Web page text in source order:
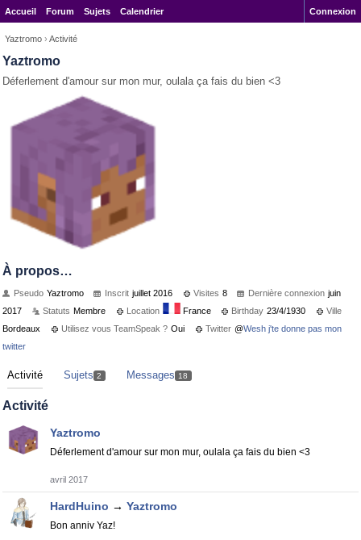
Accueil Forum Sujets Calendrier Connexion
Yaztromo › Activité
Yaztromo
Déferlement d'amour sur mon mur, oulala ça fais du bien <3
À propos…
Pseudo Yaztromo Inscrit juillet 2016 Visites 8 Dernière connexion juin
2017
Statuts Membre Location France Birthday 23/4/1930
Ville
Bordeaux
Utilisez vous TeamSpeak ? Oui Twitter @Wesh j'te donne pas mon
twitter
Activité Sujets 2 Messages 18
Activité
Yaztromo
Déferlement d'amour sur mon mur, oulala ça fais du bien <3
avril 2017
HardHuino → Yaztromo
Bon anniv Yaz!